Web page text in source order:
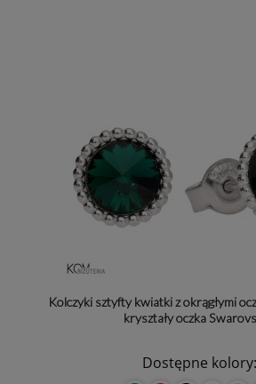
Kolczyki sztyfty kwiatki z okrągłymi
kryształy oczka
Dostępne kolory: